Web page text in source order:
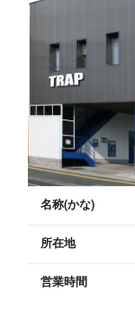
名称(かな)
所在地
営業時間